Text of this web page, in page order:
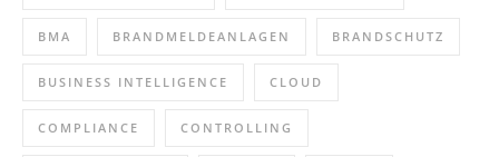
BMA BRANDMELDEANLAGEN BRANDSCHUTZ
BUSINESS INTELLIGENCE CLOUD
COMPLIANCE CONTROLLING